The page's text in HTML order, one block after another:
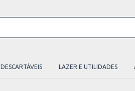
DESCARTÁVEIS LAZER E UTILIDADES